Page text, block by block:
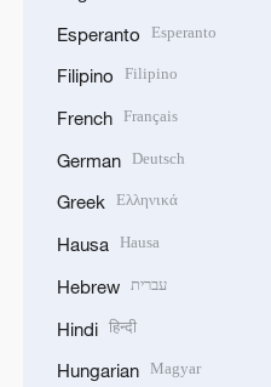
Esperanto Esperanto
Filipino Filipino
French Français
German Deutsch
Greek Ελληνικά
Hausa Hausa
Hebrew עברית
Hindi हिन्दी
Hungarian Magyar